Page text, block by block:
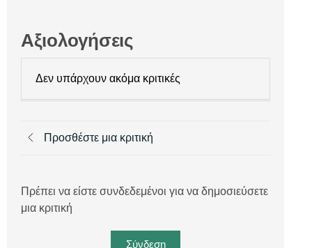
Αξιολογήσεις
Δεν υπάρχουν ακόμα κριτικές
Προσθέστε μια κριτική
Πρέπει να είστε συνδεδεμένοι για να δημοσιεύσετε
μια κριτική
Σύνδεση